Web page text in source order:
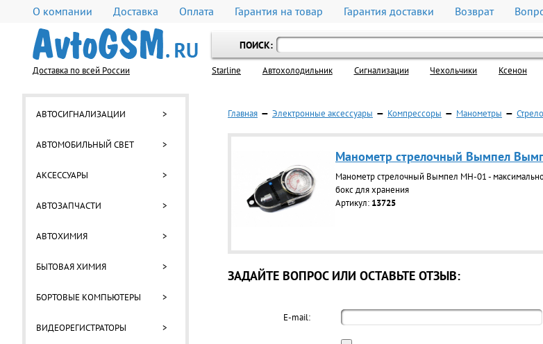
О компании Доставка Оплата Гарантия на товар Гарантия доставки Возврат
Доставка по всей России
ПОИСК:
Starline Автохолодильник Cигнализации Чехольчики Ксенон
АВТОСИГНАЛИЗАЦИИ >
АВТОМОБИЛЬНЫЙ СВЕТ >
АКСЕССУАРЫ >
АВТОЗАПЧАСТИ >
АВТОХИМИЯ >
БЫТОВАЯ ХИМИЯ >
БОРТОВЫЕ КОМПЬЮТЕРЫ >
ВИДЕОРЕГИСТРАТОРЫ >
Главная — Электронные аксессуары — Компрессоры — Манометры —
Манометр стрелочный Вымпел
Манометр стрелочный Вымпел МН-01 -
бокс для хранения
Артикул: 13725
ЗАДАЙТЕ ВОПРОС ИЛИ ОСТАВЬТЕ ОТЗЫВ:
E-mail: